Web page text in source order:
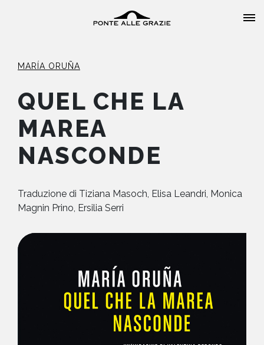
CHI SIAMO
CATALOGO
NEWS
CONTATTI
MARÍA ORUÑA
QUEL CHE LA
MAREA
NASCONDE
Traduzione di Tiziana Masoch, Elisa Leandri, Monica
Magnin Prino, Ersilia Serri